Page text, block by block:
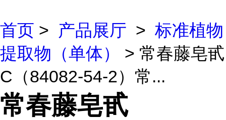
首页 > 产品展厅 > 标准植物
提取物（单体）
> 常春藤皂甙
C（84082-54-2）常...
常春藤皂甙